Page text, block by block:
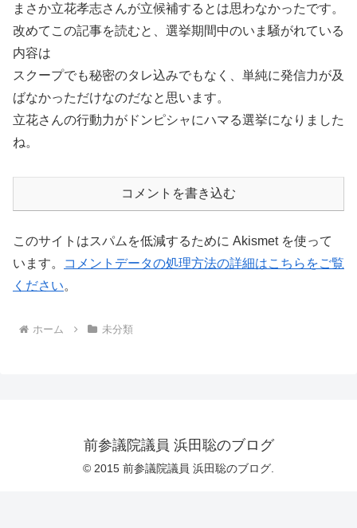
まさか立花孝志さんが立候補するとは思わなかったです。
改めてこの記事を読むと、選挙期間中のいま騒がれている
内容は
スクープでも秘密のタレ込みでもなく、単純に発信力が及
ばなかっただけなのだなと思います。
立花さんの行動力がドンピシャにハマる選挙になりました
ね。
コメントを書き込む
このサイトはスパムを低減するために Akismet を使って
います。
コメントデータの処理方法の詳細はこちらをご覧
ください。
ホーム 未分類
前参議院議員 浜田聡のブログ
© 2015 前参議院議員 浜田聡のブログ.